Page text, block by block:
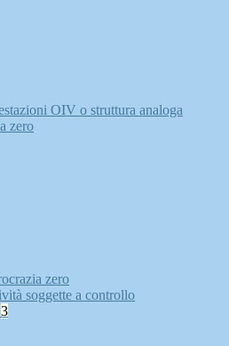
OIV o struttura analoga
zero
zero
soggette a controllo
3